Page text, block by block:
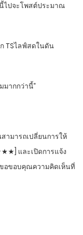
ไปจะโพสต์ประมาณ
ก TSไลฟ์สดในดัน
มากกว่านี้”
ามารถเปลี่ยนการให้
และเปิดการแจ้ง
อขอบคุณความคิดเห็นที่